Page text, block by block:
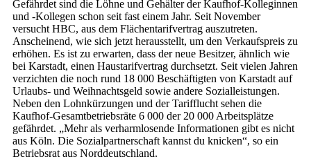
Gefährdet sind die Löhne und Gehälter der Kaufhof-Kolleginnen
und -Kollegen schon seit fast einem Jahr. Seit November
versucht HBC, aus dem Flächentarifvertrag auszutreten.
Anscheinend, wie sich jetzt herausstellt, um den Verkaufspreis zu
erhöhen. Es ist zu erwarten, dass der neue Besitzer, ähnlich wie
bei Karstadt, einen Haustarifvertrag durchsetzt. Seit vielen Jahren
verzichten die noch rund 18 000 Beschäftigten von Karstadt auf
Urlaubs- und Weihnachtsgeld sowie andere Sozialleistungen.
Neben den Lohnkürzungen und der Tarifflucht sehen die
Kaufhof-Gesamtbetriebsräte 6 000 der 20 000 Arbeitsplätze
gefährdet. „Mehr als verharmlosende Informationen gibt es nicht
aus Köln. Die Sozialpartnerschaft kannst du knicken“, so ein
Betriebsrat aus Norddeutschland.